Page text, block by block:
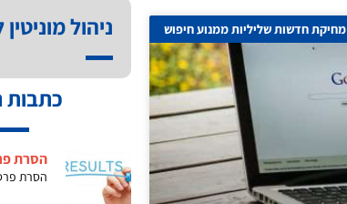
מחיקת חדשות שליליות ממנוע חיפוש ניהול
כתבות
הסרת
הסרת